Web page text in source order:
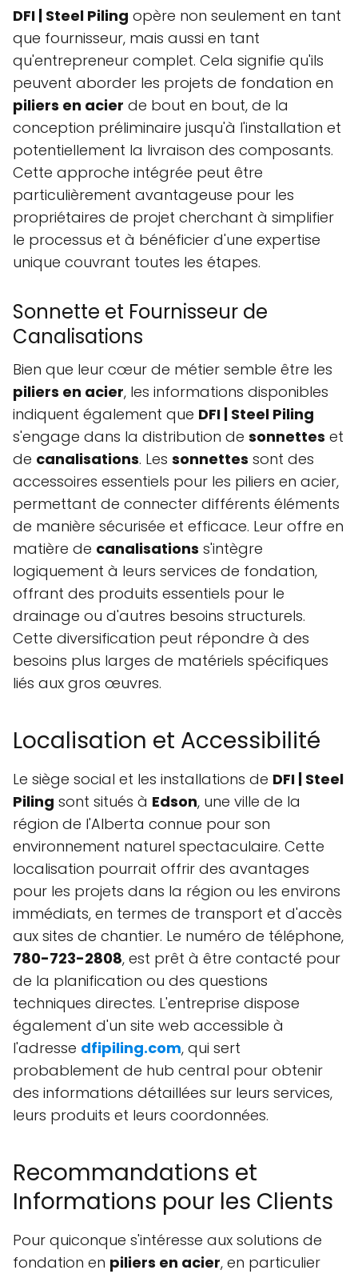
DFI | Steel Piling opère non seulement en tant
que fournisseur, mais aussi en tant
qu'entrepreneur complet. Cela signifie qu'ils
peuvent aborder les projets de fondation en
piliers en acier de bout en bout, de la
conception préliminaire jusqu'à l'installation et
potentiellement la livraison des composants.
Cette approche intégrée peut être
particulièrement avantageuse pour les
propriétaires de projet cherchant à simplifier
le processus et à bénéficier d'une expertise
unique couvrant toutes les étapes.
Sonnette et Fournisseur de
Canalisations
Bien que leur cœur de métier semble être les
piliers en acier, les informations disponibles
indiquent également que DFI | Steel Piling
s'engage dans la distribution de sonnettes et
de canalisations. Les sonnettes sont des
accessoires essentiels pour les piliers en acier,
permettant de connecter différents éléments
de manière sécurisée et efficace. Leur offre en
matière de canalisations s'intègre
logiquement à leurs services de fondation,
offrant des produits essentiels pour le
drainage ou d'autres besoins structurels.
Cette diversification peut répondre à des
besoins plus larges de matériels spécifiques
liés aux gros œuvres.
Localisation et Accessibilité
Le siège social et les installations de DFI | Steel
Piling sont situés à Edson, une ville de la
région de l'Alberta connue pour son
environnement naturel spectaculaire. Cette
localisation pourrait offrir des avantages
pour les projets dans la région ou les environs
immédiats, en termes de transport et d'accès
aux sites de chantier. Le numéro de téléphone,
780-723-2808, est prêt à être contacté pour
de la planification ou des questions
techniques directes. L'entreprise dispose
également d'un site web accessible à
l'adresse dfipiling.com, qui sert
probablement de hub central pour obtenir
des informations détaillées sur leurs services,
leurs produits et leurs coordonnées.
Recommandations et
Informations pour les Clients
Pour quiconque s'intéresse aux solutions de
fondation en piliers en acier, en particulier